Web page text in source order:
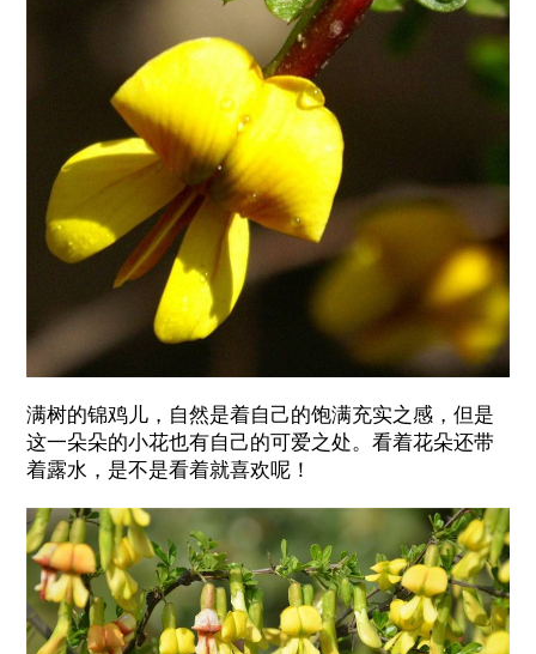
满树的锦鸡儿，自然是着自己的饱满充实之感，但是
这一朵朵的小花也有自己的可爱之处。看着花朵还带
着露水，是不是看着就喜欢呢！